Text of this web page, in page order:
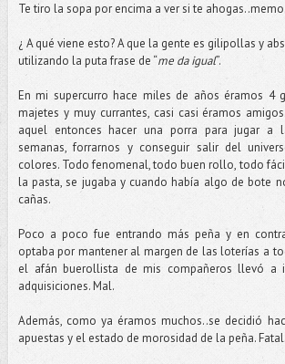
Te tiro la sopa por encima a ver si te ahogas..memo.
¿ A qué viene esto? A que la gente es gilipollas y
utilizando la puta frase de “me da igual”.
En mi supercurro hace miles de años éramos 4
majetes y muy currantes, casi casi éramos
aquel entonces hacer una porra para jugar a
semanas, forrarnos y conseguir salir del
colores. Todo fenomenal, todo buen rollo, todo
la pasta, se jugaba y cuando había algo de bote
cañas.
Poco a poco fue entrando más peña y en
optaba por mantener al margen de las loterías a
el afán buerollista de mis compañeros llevó a
adquisiciones. Mal.
Además, como ya éramos muchos..se decidió
apuestas y el estado de morosidad de la peña. Fatal.